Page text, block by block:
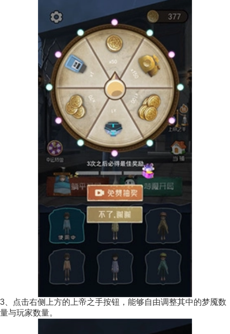
3、点击右侧上方的上帝之手按钮，能够自由调整其中的梦魇数
量与玩家数量。